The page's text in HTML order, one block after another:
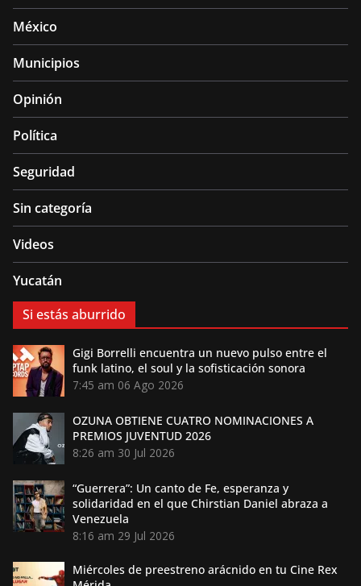
México
Municipios
Opinión
Política
Seguridad
Sin categoría
Videos
Yucatán
Si estás aburrido
Gigi Borrelli encuentra un nuevo pulso entre el
funk latino, el soul y la sofisticación sonora
7:45 am 06 Ago 2026
OZUNA OBTIENE CUATRO NOMINACIONES A
PREMIOS JUVENTUD 2026
8:26 am 30 Jul 2026
“Guerrera”: Un canto de Fe, esperanza y
solidaridad en el que Chirstian Daniel abraza a
Venezuela
8:16 am 29 Jul 2026
Miércoles de preestreno arácnido en tu Cine Rex